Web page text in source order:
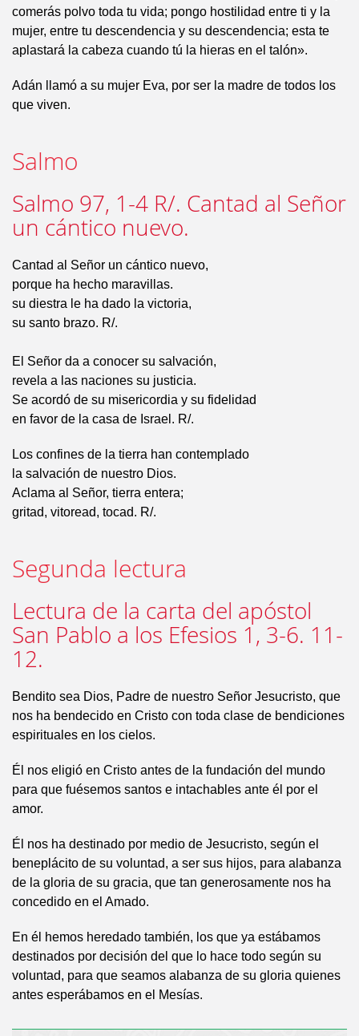
comerás polvo toda tu vida; pongo hostilidad entre ti y la
mujer, entre tu descendencia y su descendencia; esta te
aplastará la cabeza cuando tú la hieras en el talón».
Adán llamó a su mujer Eva, por ser la madre de todos los
que viven.
Salmo
Salmo 97, 1-4 R/. Cantad al Señor
un cántico nuevo.
Cantad al Señor un cántico nuevo,
porque ha hecho maravillas.
su diestra le ha dado la victoria,
su santo brazo. R/.
El Señor da a conocer su salvación,
revela a las naciones su justicia.
Se acordó de su misericordia y su fidelidad
en favor de la casa de Israel. R/.
Los confines de la tierra han contemplado
la salvación de nuestro Dios.
Aclama al Señor, tierra entera;
gritad, vitoread, tocad. R/.
Segunda lectura
Lectura de la carta del apóstol
San Pablo a los Efesios 1, 3-6. 11-
12.
Bendito sea Dios, Padre de nuestro Señor Jesucristo, que
nos ha bendecido en Cristo con toda clase de bendiciones
espirituales en los cielos.
Él nos eligió en Cristo antes de la fundación del mundo
para que fuésemos santos e intachables ante él por el
amor.
Él nos ha destinado por medio de Jesucristo, según el
beneplácito de su voluntad, a ser sus hijos, para alabanza
de la gloria de su gracia, que tan generosamente nos ha
concedido en el Amado.
En él hemos heredado también, los que ya estábamos
destinados por decisión del que lo hace todo según su
voluntad, para que seamos alabanza de su gloria quienes
antes esperábamos en el Mesías.